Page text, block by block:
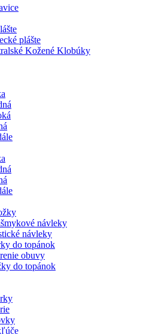
plášte
Kožené Klobúky
návleky
návleky
do topánok
obuvy
do topánok